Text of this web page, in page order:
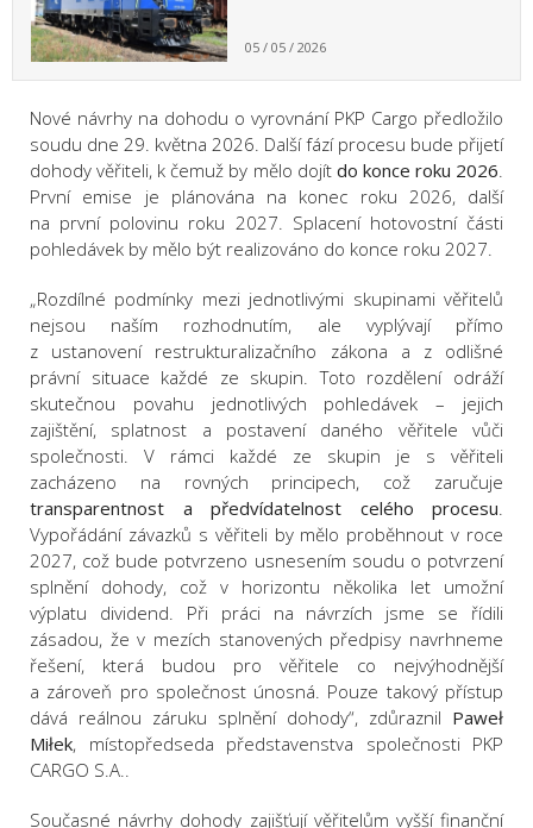
05 / 05 / 2026
Nové návrhy na dohodu o vyrovnání PKP Cargo předložilo
soudu dne 29. května 2026. Další fází procesu bude přijetí
dohody věřiteli, k čemuž by mělo dojít do konce roku 2026.
První emise je plánována na konec roku 2026, další
na první polovinu roku 2027. Splacení hotovostní části
pohledávek by mělo být realizováno do konce roku 2027.
„Rozdílné podmínky mezi jednotlivými skupinami věřitelů
nejsou naším rozhodnutím, ale vyplývají přímo
z ustanovení restrukturalizačního zákona a z odlišné
právní situace každé ze skupin. Toto rozdělení odráží
skutečnou povahu jednotlivých pohledávek – jejich
zajištění, splatnost a postavení daného věřitele vůči
společnosti. V rámci každé ze skupin je s věřiteli
zacházeno na rovných principech, což zaručuje
transparentnost a předvídatelnost celého procesu.
Vypořádání závazků s věřiteli by mělo proběhnout v roce
2027, což bude potvrzeno usnesením soudu o potvrzení
splnění dohody, což v horizontu několika let umožní
výplatu dividend. Při práci na návrzích jsme se řídili
zásadou, že v mezích stanovených předpisy navrhneme
řešení, která budou pro věřitele co nejvýhodnější
a zároveň pro společnost únosná. Pouze takový přístup
dává reálnou záruku splnění dohody“, zdůraznil Paweł
Miłek, místopředseda představenstva společnosti PKP
CARGO S.A..
Současné návrhy dohody zajišťují věřitelům vyšší finanční